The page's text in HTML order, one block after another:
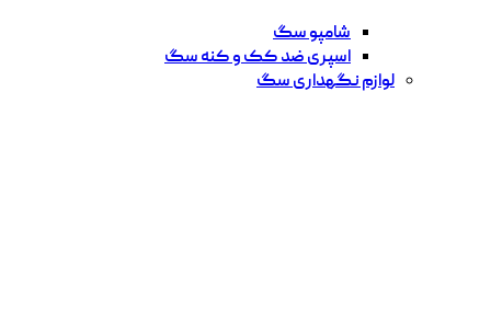
شامپو سگ
اسپری ضد کک و کنه سگ
لوازم نگهداری سگ